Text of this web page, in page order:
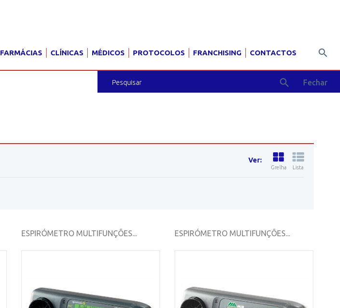
Fechar
FARMÁCIAS CLÍNICAS MÉDICOS PROTOCOLOS FRANCHISING CONTACTOS
Ver:
Grelha Lista
ESPIRÓMETRO MULTIFUNÇÕES... ESPIRÓMETRO MULTIFUNÇÕES...